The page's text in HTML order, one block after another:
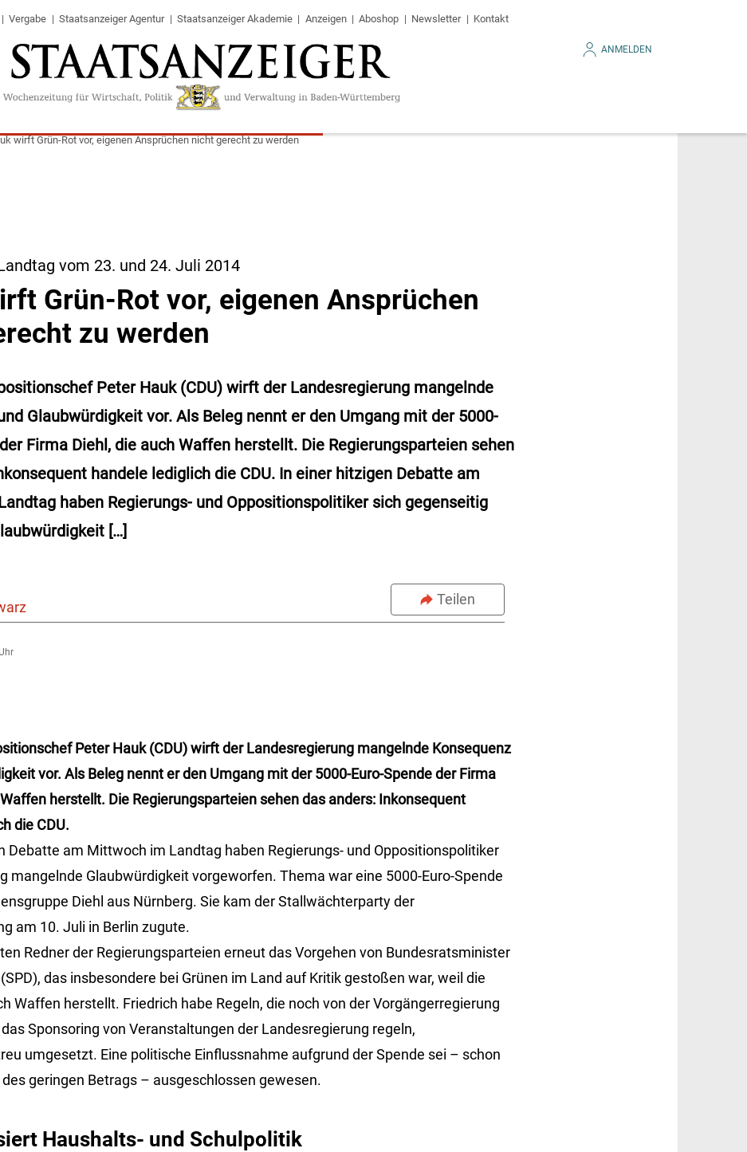
Vergabe Staatsanzeiger Agentur Staatsanzeiger Akademie Anzeigen Aboshop Newsletter Kontakt
ANMELDEN
wirft Grün-Rot vor, eigenen Ansprüchen nicht gerecht zu werden
vom 23. und 24. Juli 2014
Grün-Rot vor, eigenen Ansprüchen
zu werden
Peter Hauk (CDU) wirft der Landesregierung mangelnde
Glaubwürdigkeit vor. Als Beleg nennt er den Umgang mit der 5000-
Firma Diehl, die auch Waffen herstellt. Die Regierungsparteien sehen
handele lediglich die CDU. In einer hitzigen Debatte am
haben Regierungs- und Oppositionspolitiker sich gegenseitig
[…]
Teilen
Peter Hauk (CDU) wirft der Landesregierung mangelnde Konsequenz
vor. Als Beleg nennt er den Umgang mit der 5000-Euro-Spende der Firma
herstellt. Die Regierungsparteien sehen das anders: Inkonsequent
die CDU.
Debatte am Mittwoch im Landtag haben Regierungs- und Oppositionspolitiker
mangelnde Glaubwürdigkeit vorgeworfen. Thema war eine 5000-Euro-Spende
Diehl aus Nürnberg. Sie kam der Stallwächterparty der
am 10. Juli in Berlin zugute.
Redner der Regierungsparteien erneut das Vorgehen von Bundesratsminister
das insbesondere bei Grünen im Land auf Kritik gestoßen war, weil die
Waffen herstellt. Friedrich habe Regeln, die noch von der Vorgängerregierung
Sponsoring von Veranstaltungen der Landesregierung regeln,
umgesetzt. Eine politische Einflussnahme aufgrund der Spende sei – schon
geringen Betrags – ausgeschlossen gewesen.
Haushalts- und Schulpolitik